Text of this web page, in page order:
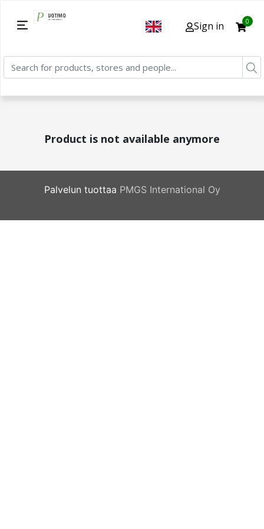
Sign in 0
Product is not available anymore
Palvelun tuottaa PMGS International Oy